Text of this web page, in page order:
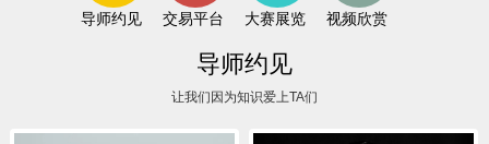
导师约见 交易平台 大赛展览 视频欣赏
导师约见
让我们因为知识爱上TA们